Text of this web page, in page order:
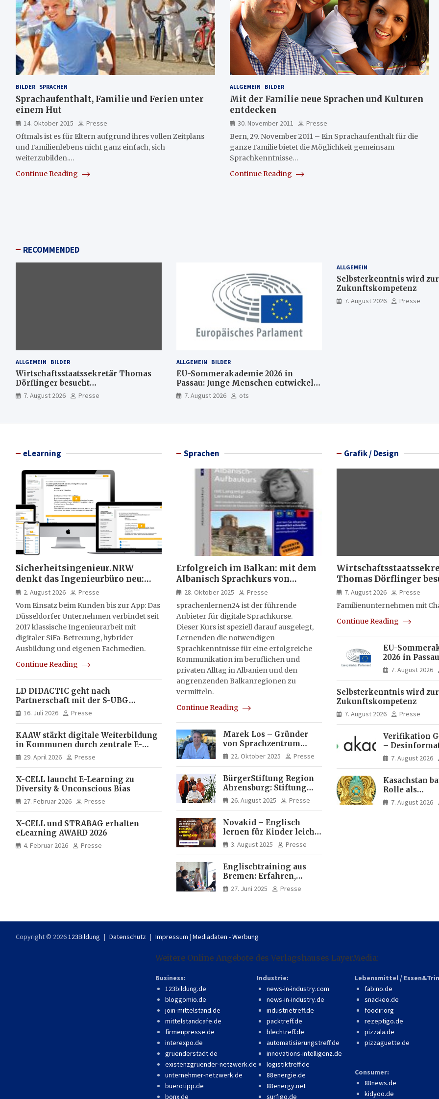
BILDER SPRACHEN
Sprachaufenthalt, Familie und Ferien unter
einem Hut
14. Oktober 2015
Presse
Oftmals ist es für Eltern aufgrund ihres vollen Zeitplans
und Familienlebens nicht ganz einfach, sich
weiterzubilden.…
Continue Reading
ALLGEMEIN BILDER
Mit der Familie neue Sprachen und Kulturen
entdecken
30. November 2011
Presse
Bern, 29. November 2011 – Ein Sprachaufenthalt für die
ganze Familie bietet die Möglichkeit gemeinsam
Sprachkenntnisse…
Continue Reading
RECOMMENDED
ALLGEMEIN BILDER
Wirtschaftsstaatssekretär Thomas
Dörflinger besucht
Handwerksbetrieb im
Kammerbezirk Freiburg
7. August 2026 Presse
ALLGEMEIN BILDER
EU-Sommerakademie 2026 in
Passau: Junge Menschen entwickeln
Ideen für Europas Zukunft
7. August 2026 ots
ALLGEMEIN
Selbsterkenntnis wird zur
Zukunftskompetenz
7. August 2026 Presse
eLearning
Sicherheitsingenieur.NRW
denkt das Ingenieurbüro neu:
HSE-Beratung wird digital,
hybrid und multimedial
2. August 2026
Presse
Vom Einsatz beim Kunden bis zur App: Das
Düsseldorfer Unternehmen verbindet seit
2017 klassische Ingenieurarbeit mit
digitaler SiFa-Betreuung, hybrider
Ausbildung und eigenen Fachmedien.
Continue Reading
LD DIDACTIC geht nach
Partnerschaft mit der S-UBG
vollständig in Unternehmerhand
16. Juli 2026 Presse
KAAW stärkt digitale Weiterbildung
in Kommunen durch zentrale E-
Learning Plattform von X-CELL
29. April 2026 Presse
X-CELL launcht E-Learning zu
Diversity & Unconscious Bias
27. Februar 2026 Presse
X-CELL und STRABAG erhalten
eLearning AWARD 2026
4. Februar 2026 Presse
Sprachen
Erfolgreich im Balkan: mit dem
Albanisch Sprachkurs von
sprachenlernen24
28. Oktober 2025
Presse
sprachenlernen24 ist der führende
Anbieter für digitale Sprachkurse.
Dieser Kurs ist speziell darauf ausgelegt,
Lernenden die notwendigen
Sprachkenntnisse für eine erfolgreiche
Kommunikation im beruflichen und
privaten Alltag in Albanien und den
angrenzenden Balkanregionen zu
vermitteln.
Continue Reading
Marek Los – Gründer
von Sprachzentrum
Moose, Moose Casa
Italia und Apartamento
Experte für Bildung und
Investitionen in
Brasilien
22. Oktober 2025 Presse
BürgerStiftung Region
Ahrensburg: Stiftung
Dietrich+Gudrun Maaß
fördert
Frauen
26. August 2025 Presse
Novakid – Englisch
lernen für Kinder leicht
gemacht
3. August 2025 Presse
Englischtraining aus
Bremen: Erfahren,
professionell, online
zugänglich
27. Juni 2025 Presse
Grafik / Design
Thomas Dörflinger
Handwerksbetrieb im
Kammerbezirk Freiburg
7. August 2026
Presse
Familienunternehmen mit
Continue Reading
EU-
2026 in
Menschen
Ideen für
7. August 2026
Selbsterkenntnis wird zur
Zukunftskompetenz
7. August 2026 Presse
Verifikation
–
Fake News,
Inhalte | dpa-
7. August 2026
Kasachstan
Rolle als
zwischen
7. August 2026
Copyright © 2026123Bildung Datenschutz Impressum | Mediadaten - Werbung
Weitere Online-Angebote des Verlagshauses LayerMedia:
Business:
123bildung.de
bloggomio.de
join-mittelstand.de
mittelstandcafe.de
firmenpresse.de
interexpo.de
gruenderstadt.de
existenzgruender-netzwerk.de
unternehmer-netzwerk.de
buerotipp.de
bonx.de
Industrie:
news-in-industry.com
news-in-industry.de
industrietreff.de
packtreff.de
blechtreff.de
automatisierungstreff.de
innovations-intelligenz.de
logistiktreff.de
88energie.de
88energy.net
surfigo.de
Lebensmittel /
fabino.de
snackeo.de
foodir.org
rezeptigo.de
pizzala.de
pizzaguette.de
Consumer:
88news.de
kidyoo.de